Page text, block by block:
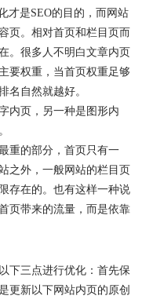
才是SEO的目的，而网站
页。相对首页和栏目页而
。很多人不明白文章内页
要权重，当首页权重足够
名自然就越好。
内页，另一种是图形内
重的部分，首页只有一
之外，一般网站的栏目页
存在的。也有这样一种说
页带来的流量，而是依靠
下三点进行优化：首先保
更新以下网站内页的原创